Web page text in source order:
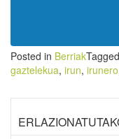
Posted in BerriakTagged
gaztelekua, irun, irunero